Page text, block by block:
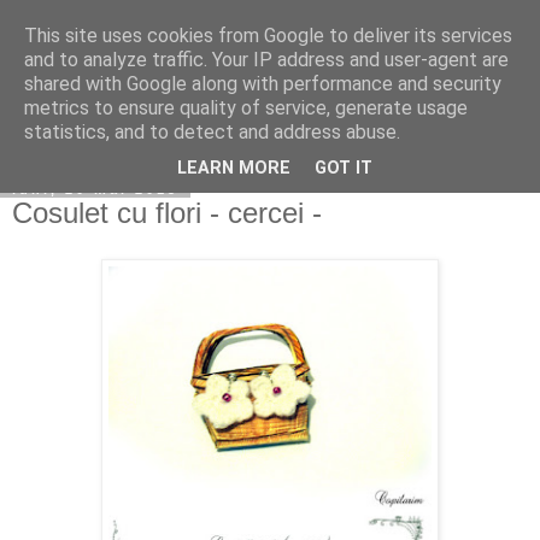
Copilarim
Cosulet cu flori - cercei -
This site uses cookies from Google to deliver its services
and to analyze traffic. Your IP address and user-agent are
shared with Google along with performance and security
metrics to ensure quality of service, generate usage
statistics, and to detect and address abuse.
LEARN MORE GOT IT